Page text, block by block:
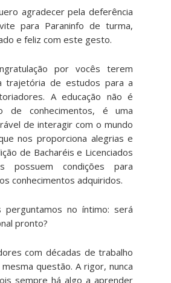
agradecer pela deferência
para Paraninfo de turma,
e feliz com este gesto.
por vocês terem
trajetória de estudos para a
A educação não é
de conhecimentos, é uma
de interagir com o mundo
nos proporciona alegrias e
de Bacharéis e Licenciados
possuem condições para
conhecimentos adquiridos.
perguntamos no íntimo: será
pronto?
com décadas de trabalho
questão. A rigor, nunca
sempre há algo a aprender